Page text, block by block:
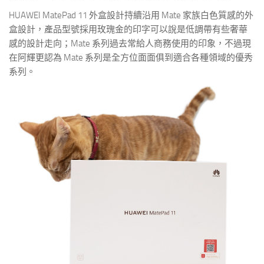
HUAWEI MatePad 11 外盒設計持續沿用 Mate 家族白色質感的外
盒設計，產品型號採用玫瑰金的印字可以說是低調帶有些奢華
感的設計走向；Mate 系列過去常給人商務使用的印象，不過現
在阿輝更認為 Mate 系列是全方位面面俱到適合各種領域的優秀
系列。